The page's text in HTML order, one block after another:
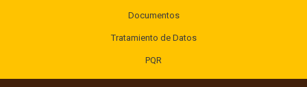
Documentos
Tratamiento de Datos
PQR